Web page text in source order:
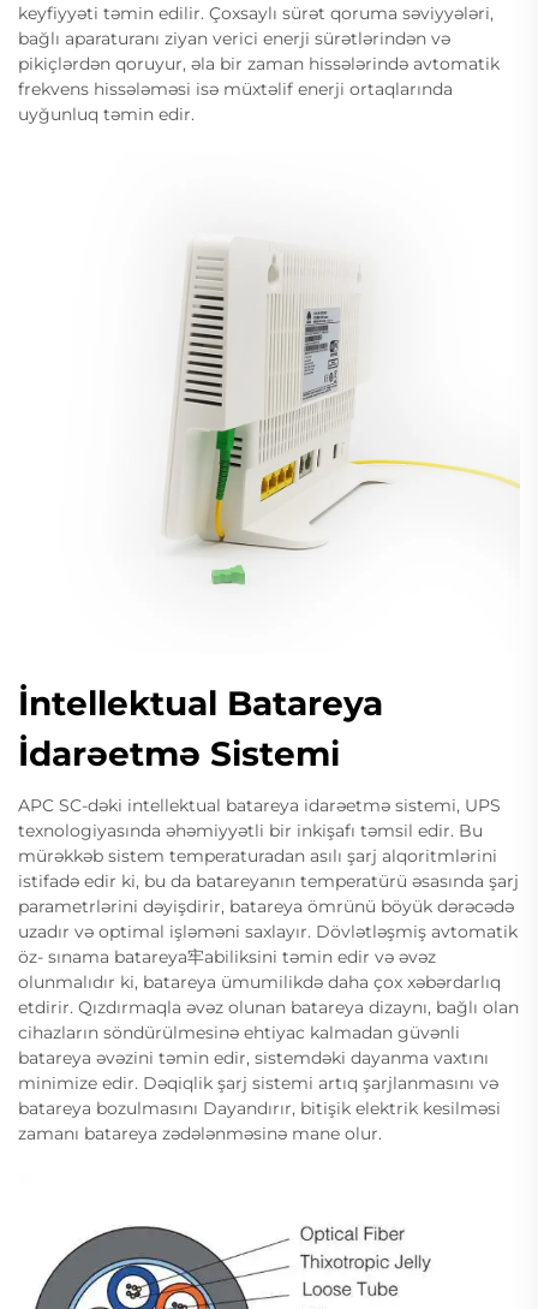
keyfiyyəti təmin edilir. Çoxsaylı sürət qoruma səviyyələri,
bağlı aparaturanı ziyan verici enerji sürətlərindən və
pikiçlərdən qoruyur, əla bir zaman hissələrində avtomatik
frekvens hissələməsi isə müxtəlif enerji ortaqlarında
uyğunluq təmin edir.
İntellektual Batareya
İdarəetmə Sistemi
APC SC-dəki intellektual batareya idarəetmə sistemi, UPS
texnologiyasında əhəmiyyətli bir inkişafı təmsil edir. Bu
mürəkkəb sistem temperaturadan asılı şarj alqoritmlərini
istifadə edir ki, bu da batareyanın temperatürü əsasında şarj
parametrlərini dəyişdirir, batareya ömrünü böyük dərəcədə
uzadır və optimal işləməni saxlayır. Dövlətləşmiş avtomatik
öz- sınama batareya牢abiliksini təmin edir və əvəz
olunmalıdır ki, batareya ümumilikdə daha çox xəbərdarlıq
etdirir. Qızdırmaqla əvəz olunan batareya dizaynı, bağlı olan
cihazların söndürülmesinə ehtiyac kalmadan güvənli
batareya əvəzini təmin edir, sistemdəki dayanma vaxtını
minimize edir. Dəqiqlik şarj sistemi artıq şarjlanmasını və
batareya bozulmasını Dayandırır, bitişik elektrik kesilməsi
zamanı batareya zədələnməsinə mane olur.